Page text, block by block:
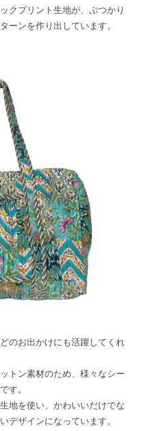
クプリント生地が、ぶつかり
ーンを作り出しています。
のお出かけにも活躍してくれ
トン素材のため、様々なシー
す。
地を使い、かわいいだけでな
デザインになっています。